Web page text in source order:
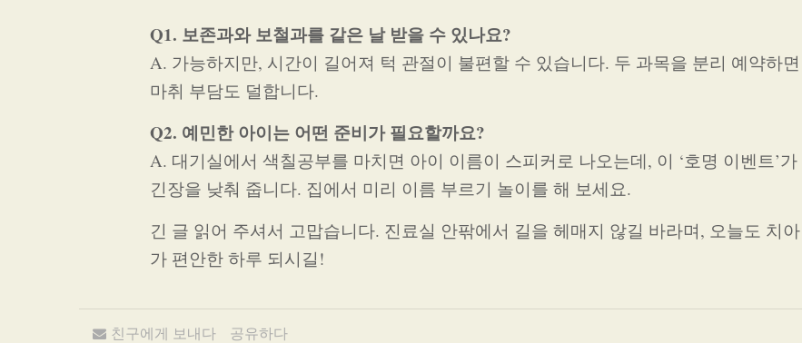
Q1. 보존과와 보철과를 같은 날 받을 수 있나요?
A. 가능하지만, 시간이 길어져 턱 관절이 불편할 수 있습니다. 두 과목을 분리 예약하면
마취 부담도 덜합니다.
Q2. 예민한 아이는 어떤 준비가 필요할까요?
A. 대기실에서 색칠공부를 마치면 아이 이름이 스피커로 나오는데, 이 ‘호명 이벤트’가
긴장을 낮춰 줍니다. 집에서 미리 이름 부르기 놀이를 해 보세요.
긴 글 읽어 주셔서 고맙습니다. 진료실 안팎에서 길을 헤매지 않길 바라며, 오늘도 치아
가 편안한 하루 되시길!
친구에게 보내다 공유하다